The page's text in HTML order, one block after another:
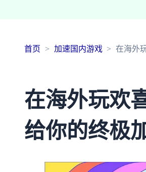
首页 加速国内游戏 在海外
在海外玩欢
给你的终极